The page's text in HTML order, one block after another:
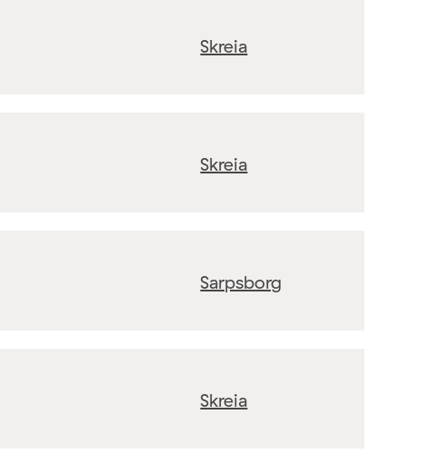
Skreia
Skreia
Sarpsborg
Skreia